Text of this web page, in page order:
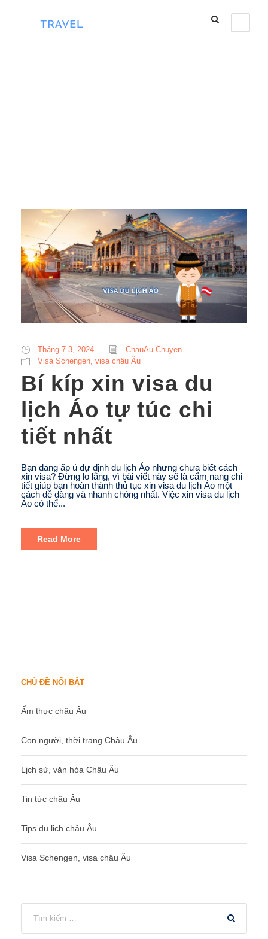
Tháng 7 3, 2024
ChauAu Chuyen
Visa Schengen, visa châu Âu
Bí kíp xin visa du
lịch Áo tự túc chi
tiết nhất
Bạn đang ấp ủ dự định du lịch Áo nhưng chưa biết cách
xin visa? Đừng lo lắng, vì bài viết này sẽ là cẩm nang chi
tiết giúp bạn hoàn thành thủ tục xin visa du lịch Áo một
cách dễ dàng và nhanh chóng nhất. Việc xin visa du lịch
Áo có thể...
Read More
CHỦ ĐỀ NỔI BẬT
Ẩm thực châu Âu
Con người, thời trang Châu Âu
Lịch sử, văn hóa Châu Âu
Tin tức châu Âu
Tips du lịch châu Âu
Visa Schengen, visa châu Âu